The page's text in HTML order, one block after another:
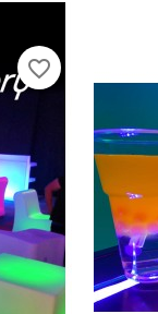
favorite_border